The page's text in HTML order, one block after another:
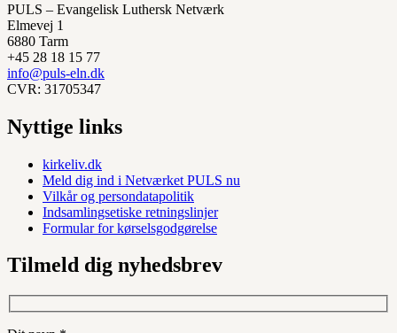
PULS – Evangelisk Luthersk Netværk
Elmevej 1
6880 Tarm
+45 28 18 15 77
info@puls-eln.dk
CVR: 31705347
Nyttige links
kirkeliv.dk
Meld dig ind i Netværket PULS nu
Vilkår og persondatapolitik
Indsamlingsetiske retningslinjer
Formular for kørselsgodgørelse
Tilmeld dig nyhedsbrev